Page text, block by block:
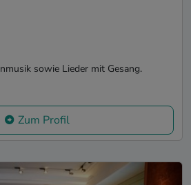
sowie Lieder mit Gesang.
Zum Profil